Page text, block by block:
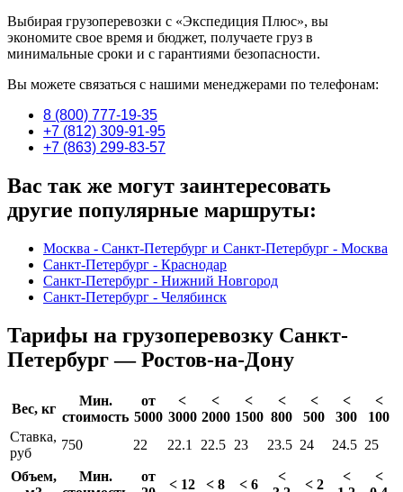
Выбирая грузоперевозки с «Экспедиция Плюс», вы
экономите свое время и бюджет, получаете груз в
минимальные сроки и с гарантиями безопасности.
Вы можете связаться с нашими менеджерами по телефонам:
8 (800) 777-19-35
+7 (812) 309-91-95
+7 (863) 299-83-57
Вас так же могут заинтересовать
другие популярные маршруты:
Москва - Санкт-Петербург и Санкт-Петербург - Москва
Санкт-Петербург - Краснодар
Санкт-Петербург - Нижний Новгород
Санкт-Петербург - Челябинск
Тарифы на грузоперевозку Санкт-
Петербург — Ростов-на-Дону
Вес, кг
Мин.
стоимость
от
5000
<
3000
<
2000
<
1500
<
800
<
500
<
300
<
100
Ставка,
руб
750 22 22.1 22.5 23 23.5 24 24.5 25
Объем,
Мин.
от
< 12 < 8 < 6
<
< 2
<
<